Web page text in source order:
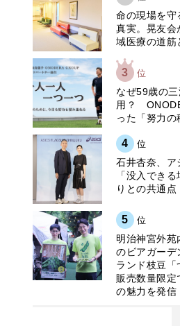
命の現場を守
真実。晃友会
域医療の道筋
3 位
なぜ59歳の
用？
った「努力の
4 位
石井杏奈、ア
「没入でき
りとの共通点
5 位
明治神宮外苑
のビアガーデ
ランド枝豆「
販売数量限定
の魅力を発信